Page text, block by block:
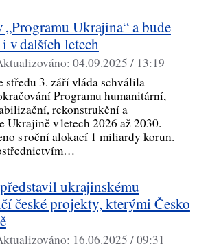
Ukrajina“ a bude
v dalších letech
04.09.2025 / 13:19
středu 3. září vláda schválila
Programu humanitární,
rekonstrukční a
Ukrajině v letech 2026 až 2030.
s roční alokací 1 miliardy korun.
ukrajinskému
české projekty, kterými Česko
16.06.2025 / 09:31